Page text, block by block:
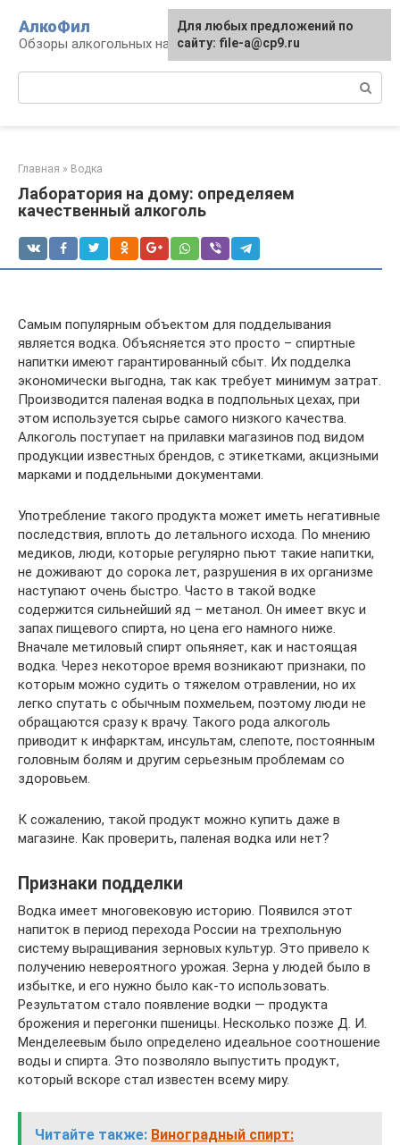
контенту
АлкоФил
Обзоры алкогольных напитков
Главная » Водка
Лаборатория на дому: определяем
качественный алкоголь
Самым популярным объектом для подделывания
является водка. Объясняется это просто – спиртные
напитки имеют гарантированный сбыт. Их подделка
экономически выгодна, так как требует минимум затрат.
Производится паленая водка в подпольных цехах, при
этом используется сырье самого низкого качества.
Алкоголь поступает на прилавки магазинов под видом
продукции известных брендов, с этикетками, акцизными
марками и поддельными документами.
Употребление такого продукта может иметь негативные
последствия, вплоть до летального исхода. По мнению
медиков, люди, которые регулярно пьют такие напитки,
не доживают до сорока лет, разрушения в их организме
наступают очень быстро. Часто в такой водке
содержится сильнейший яд – метанол. Он имеет вкус и
запах пищевого спирта, но цена его намного ниже.
Вначале метиловый спирт опьяняет, как и настоящая
водка. Через некоторое время возникают признаки, по
которым можно судить о тяжелом отравлении, но их
легко спутать с обычным похмельем, поэтому люди не
обращаются сразу к врачу. Такого рода алкоголь
приводит к инфарктам, инсультам, слепоте, постоянным
головным болям и другим серьезным проблемам со
здоровьем.
К сожалению, такой продукт можно купить даже в
магазине. Как проверить, паленая водка или нет?
Признаки подделки
Водка имеет многовековую историю. Появился этот
напиток в период перехода России на трехпольную
систему выращивания зерновых культур. Это привело к
получению невероятного урожая. Зерна у людей было в
избытке, и его нужно было как-то использовать.
Результатом стало появление водки — продукта
брожения и перегонки пшеницы. Несколько позже Д. И.
Менделеевым было определено идеальное соотношение
воды и спирта. Это позволяло выпустить продукт,
который вскоре стал известен всему миру.
Читайте также: Виноградный спирт:
Для любых предложений по
сайту: file-a@cp9.ru